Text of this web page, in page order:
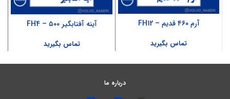
آرم ۴۶۰ قدیم – FH12
تماس بگیرید
آینه آفتابگیر ۵۰۰ – FH4
تماس بگیرید
درباره ما